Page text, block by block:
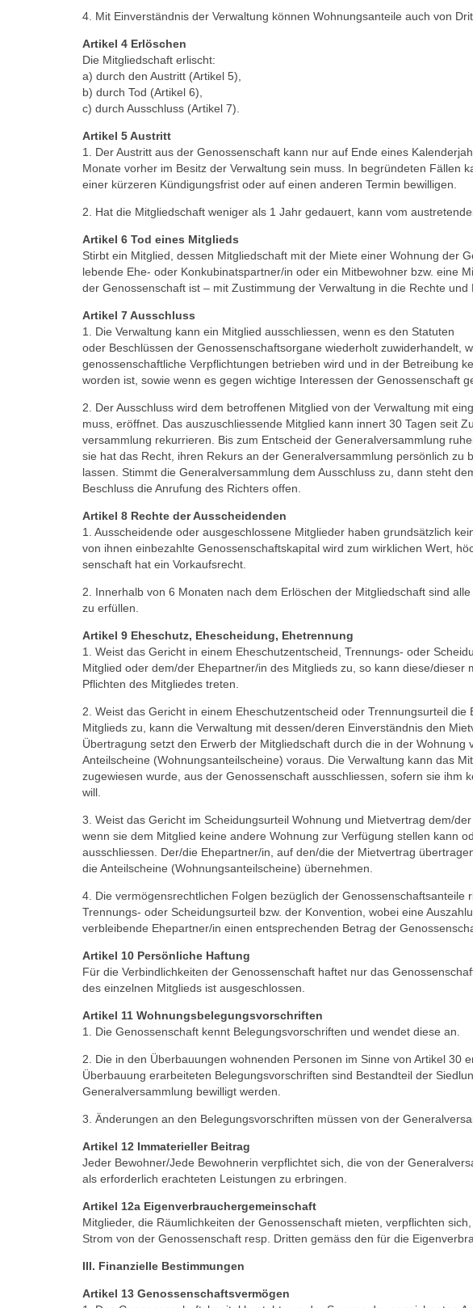
4. Mit Einverständnis der Verwaltung können Wohnungsanteile auch von
Artikel 4 Erlöschen
Die Mitgliedschaft erlischt:
a) durch den Austritt (Artikel 5),
b) durch Tod (Artikel 6),
c) durch Ausschluss (Artikel 7).
Artikel 5 Austritt
1. Der Austritt aus der Genossenschaft kann nur auf Ende ei­nes
Monate vorher im Besitz der Verwaltung sein muss. In begründeten Fällen
einer kürzeren Kündigungsfrist oder auf einen anderen Termin bewilligen.
2. Hat die Mitgliedschaft weniger als 1 Jahr gedauert, kann vom
Artikel 6 Tod eines Mitglieds
Stirbt ein Mitglied, dessen Mitgliedschaft mit der Miete einer Wohnung der
lebende Ehe- oder Konkubi­nats­partner/in oder ein Mitbewohner bzw. eine
der Genos­senschaft ist – mit Zustimmung der Verwaltung in die Rechte
Artikel 7 Ausschluss
1. Die Verwaltung kann ein Mitglied ausschliessen, wenn es den Statuten
oder Beschlüssen der Genossenschaftsorgane wiederholt zuwiderhandelt,
genossenschaftliche Verpflich­tungen betrieben wird und in der Betreibung
worden ist, sowie wenn es gegen wich­tige Interessen der Genossenschaft
2. Der Ausschluss wird dem betroffenen Mitglied von der Verwaltung mit
muss, eröffnet. Das auszu­schliessende Mitglied kann innert 30 Tagen seit
versammlung rekurrieren. Bis zum Entscheid der Generalversammlung
sie hat das Recht, ihren Rekurs an der Generalversammlung persönlich
lassen. Stimmt die Generalversammlung dem Ausschluss zu, dann steht
Beschluss die Anrufung des Richters offen.
Artikel 8 Rechte der Ausscheidenden
1. Ausscheidende oder ausgeschlossene Mitglieder haben grundsätzlich
von ihnen einbezahlte Genossenschaftskapital wird zum wirklichen Wert,
senschaft hat ein Vorkaufsrecht.
2. Innerhalb von 6 Monaten nach dem Erlöschen der Mitgliedschaft sind
zu erfüllen.
Artikel 9 Eheschutz, Ehescheidung, Ehetrennung
1. Weist das Gericht in einem Eheschutzentscheid, Trennungs- oder
Mitglied oder dem/der Ehe­partner/in des Mitglieds zu, so kann diese/dieser
Pflichten des Mitgliedes treten.
2. Weist das Gericht in einem Eheschutzentscheid oder Trennungsurteil
Mitglieds zu, kann die Verwaltung mit dessen/deren Einverständnis den
Übertragung setzt den Erwerb der Mitgliedschaft durch die in der
Anteilscheine (Wohnungsanteilscheine) voraus. Die Verwaltung kann das
zugewiesen wurde, aus der Genossenschaft ausschliessen, sofern sie ihm
will.
3. Weist das Gericht im Scheidungsurteil Wohnung und Mietvertrag dem/
wenn sie dem Mitglied keine andere Wohnung zur Verfügung stellen kann
ausschliessen. Der/die Ehepartner/in, auf den/die der Mietvertrag
die Anteilscheine (Wohnungsanteilscheine) übernehmen.
4. Die vermögensrechtlichen Folgen bezüglich der Genossenschaftsanteile
Trennungs- oder Scheidungsurteil bzw. der Konvention, wobei eine
verbleibende Ehepartner/in einen entsprechenden Betrag der
Artikel 10 Persönliche Haftung
Für die Verbindlichkeiten der Genossenschaft haftet nur das
des einzelnen Mitglieds ist ausge­schlossen.
Artikel 11 Wohnungsbelegungsvorschriften
1. Die Genossenschaft kennt Belegungsvorschriften und wendet diese an.
2. Die in den Überbauungen wohnenden Personen im Sinne von Artikel 30
Überbauung erarbeiteten Belegungsvorschriften sind Bestandteil der
Generalversammlung bewilligt werden.
3. Änderungen an den Belegungsvorschriften müssen von der
Artikel 12 Immaterieller Beitrag
Jeder Bewohner/Jede Bewohnerin verpflichtet sich, die von der
als erforderlich erachteten Leistungen zu erbringen.
Artikel 12a Eigenverbrauchergemeinschaft
Mitglieder, die Räumlichkeiten der Genossenschaft mieten, verpflichten
Strom von der Genossenschaft resp. Dritten gemäss den für die
III. Finanzielle Bestimmungen
Artikel 13 Genossenschaftsvermögen